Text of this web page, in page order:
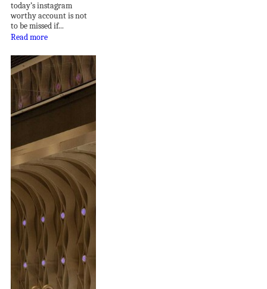
today’s instagram
worthy account is not
to be missed if...
Read more